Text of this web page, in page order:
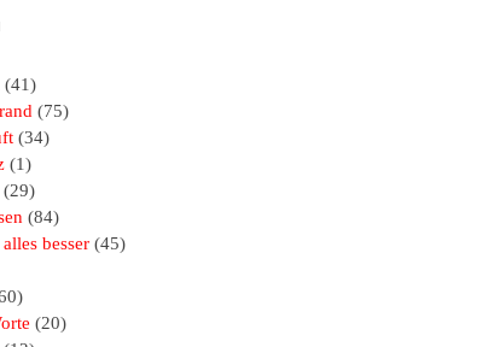
(41)
(75)
(34)
(1)
(29)
(84)
besser (45)
(20)